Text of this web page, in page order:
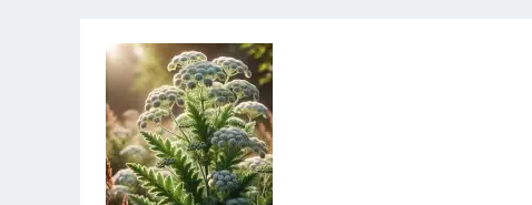
Cickafark
(Achillea
millefolium)